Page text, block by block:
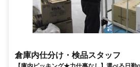
倉庫内仕分け・検品スタッフ